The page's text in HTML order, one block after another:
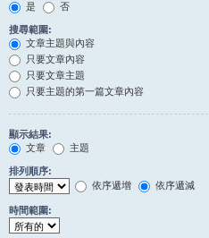
是
否
搜尋範圍:
文章主題與內容
只要文章內容
只要文章主題
只要主題的第一篇文章內容
顯示結果:
文章
主題
排列順序:
依序遞增
依序遞減
時間範圍: